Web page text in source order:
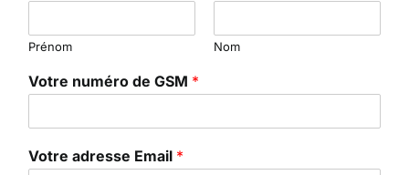
Prénom Nom
Votre numéro de GSM *
Votre adresse Email *